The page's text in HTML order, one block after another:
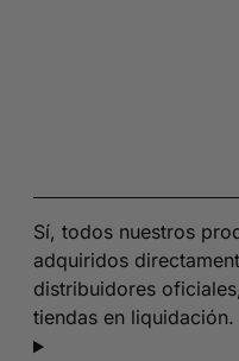
Sí, todos nuestros
adquiridos
distribuidores
tiendas en liquidación.